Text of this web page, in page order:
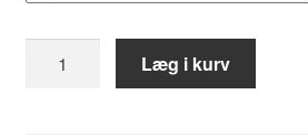
Læg i kurv